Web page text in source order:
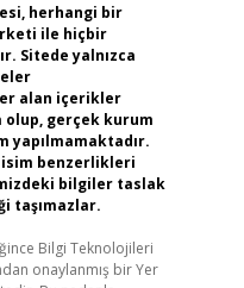
herhangi bir
ile hiçbir
Sitede yalnızca
alan içerikler
gerçek kurum
yapılmamaktadır.
benzerlikleri
bilgiler taslak
taşımazlar.
Bilgi Teknolojileri
onaylanmış bir Yer